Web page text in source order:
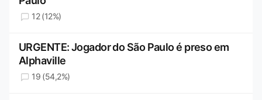
12 (12%)
URGENTE: Jogador do São Paulo é preso em
Alphaville
19 (54,2%)